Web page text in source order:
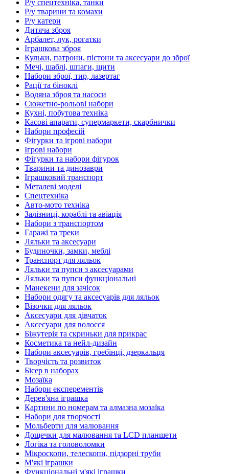
Р/у спецтехніка, танки
Р/у тварини та комахи
Р/у катери
Дитяча зброя
Арбалет, лук, рогатки
Іграшкова зброя
Кульки, патрони, пістони та аксесуари до зброї
Мечі, шаблі, шпаги, щити
Набори зброї, тир, лазертаг
Рації та біноклі
Водяна зброя та насоси
Сюжетно-рольові набори
Кухні, побутова техніка
Касові апарати, супермаркети, скарбнички
Набори професій
Фігурки та ігрові набори
Ігрові набори
Фігурки та набори фігурок
Тварини та динозаври
Іграшковий транспорт
Металеві моделі
Спецтехніка
Авто-мото техніка
Залізниці, кораблі та авіація
Набори з транспортом
Гаражі та треки
Ляльки та аксесуари
Будиночки, замки, меблі
Транспорт для ляльок
Ляльки та пупси з аксесуарами
Ляльки та пупси функціональні
Манекени для зачісок
Набори одягу та аксесуарів для ляльок
Візочки для ляльок
Аксесуари для дівчаток
Аксесуари для волосся
Біжутерія та скриньки для прикрас
Косметика та нейл-дизайн
Набори аксесуарів, гребінці, дзеркальця
Творчість та розвиток
Бісер в наборах
Мозаїка
Набори експерементів
Дерев'яна іграшка
Картини по номерам та алмазна мозаїка
Набори для творчості
Мольберти для малювання
Дощечки для малювання та LCD планшети
Логіка та головоломки
Мікроскопи, телескопи, підзорні труби
М'які іграшки
Функціональні м'які іграшки